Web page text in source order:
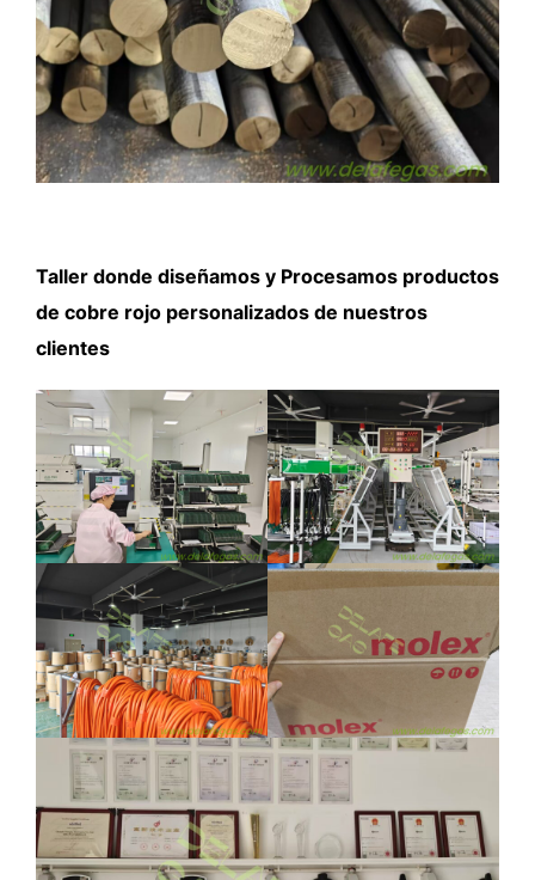
Taller donde diseñamos y Procesamos productos
de cobre rojo personalizados de nuestros
clientes